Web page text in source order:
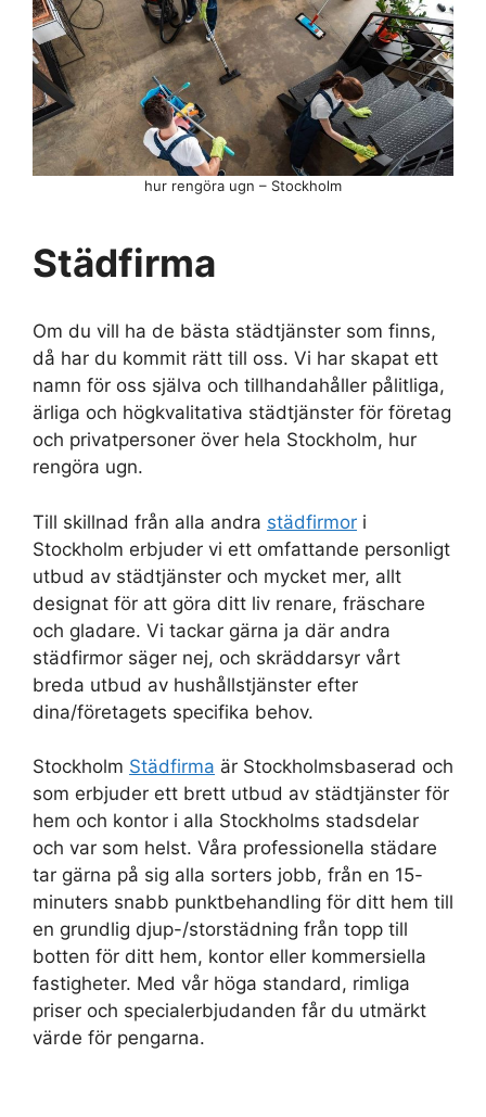
Städfirma
Om du vill ha de bästa städtjänster som finns,
då har du kommit rätt till oss. Vi har skapat ett
namn för oss själva och tillhandahåller pålitliga,
ärliga och högkvalitativa städtjänster för företag
och privatpersoner över hela Stockholm, hur
rengöra ugn.
Till skillnad från alla andra städfirmor i
Stockholm erbjuder vi ett omfattande personligt
utbud av städtjänster och mycket mer, allt
designat för att göra ditt liv renare, fräschare
och gladare. Vi tackar gärna ja där andra
städfirmor säger nej, och skräddarsyr vårt
breda utbud av hushållstjänster efter
dina/företagets specifika behov.
Stockholm Städfirma är Stockholmsbaserad och
som erbjuder ett brett utbud av städtjänster för
hem och kontor i alla Stockholms stadsdelar
och var som helst. Våra professionella städare
tar gärna på sig alla sorters jobb, från en 15-
minuters snabb punktbehandling för ditt hem till
en grundlig djup-/storstädning från topp till
botten för ditt hem, kontor eller kommersiella
fastigheter. Med vår höga standard, rimliga
priser och specialerbjudanden får du utmärkt
värde för pengarna.
hur rengöra ugn – Stockholm